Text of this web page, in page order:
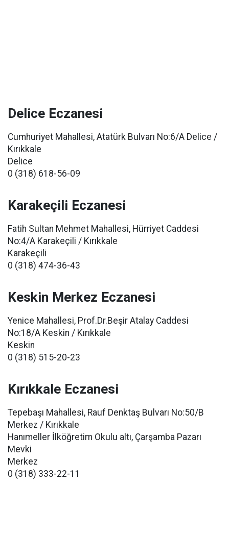
Delice Eczanesi
Cumhuriyet Mahallesi, Atatürk Bulvarı No:6/A Delice /
Kırıkkale
Delice
0 (318) 618-56-09
Karakeçili Eczanesi
Fatih Sultan Mehmet Mahallesi, Hürriyet Caddesi
No:4/A Karakeçili / Kırıkkale
Karakeçili
0 (318) 474-36-43
Keskin Merkez Eczanesi
Yenice Mahallesi, Prof.Dr.Beşir Atalay Caddesi
No:18/A Keskin / Kırıkkale
Keskin
0 (318) 515-20-23
Kırıkkale Eczanesi
Tepebaşı Mahallesi, Rauf Denktaş Bulvarı No:50/B
Merkez / Kırıkkale
Hanımeller İlköğretim Okulu altı, Çarşamba Pazarı
Mevki
Merkez
0 (318) 333-22-11